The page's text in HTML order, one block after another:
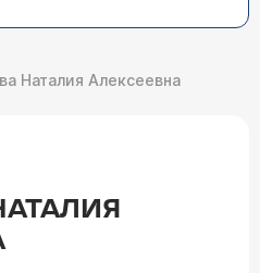
Наталия Алексеевна